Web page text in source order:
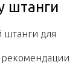
штанги
штанги для
рекомендации